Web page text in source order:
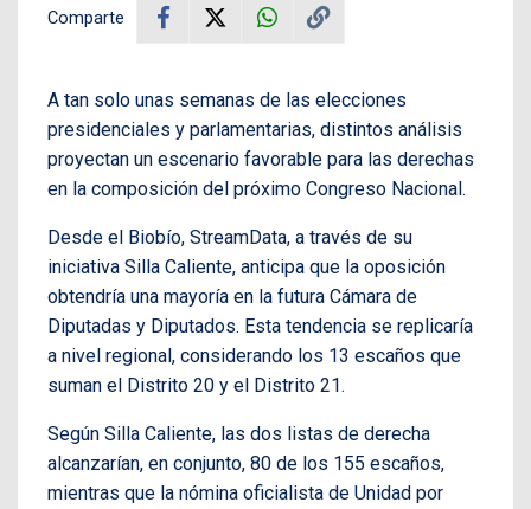
Comparte
A tan solo unas semanas de las elecciones
presidenciales y parlamentarias, distintos análisis
proyectan un escenario favorable para las derechas
en la composición del próximo Congreso Nacional.
Desde el Biobío, StreamData, a través de su
iniciativa Silla Caliente, anticipa que la oposición
obtendría una mayoría en la futura Cámara de
Diputadas y Diputados. Esta tendencia se replicaría
a nivel regional, considerando los 13 escaños que
suman el Distrito 20 y el Distrito 21.
Según Silla Caliente, las dos listas de derecha
alcanzarían, en conjunto, 80 de los 155 escaños,
mientras que la nómina oficialista de Unidad por